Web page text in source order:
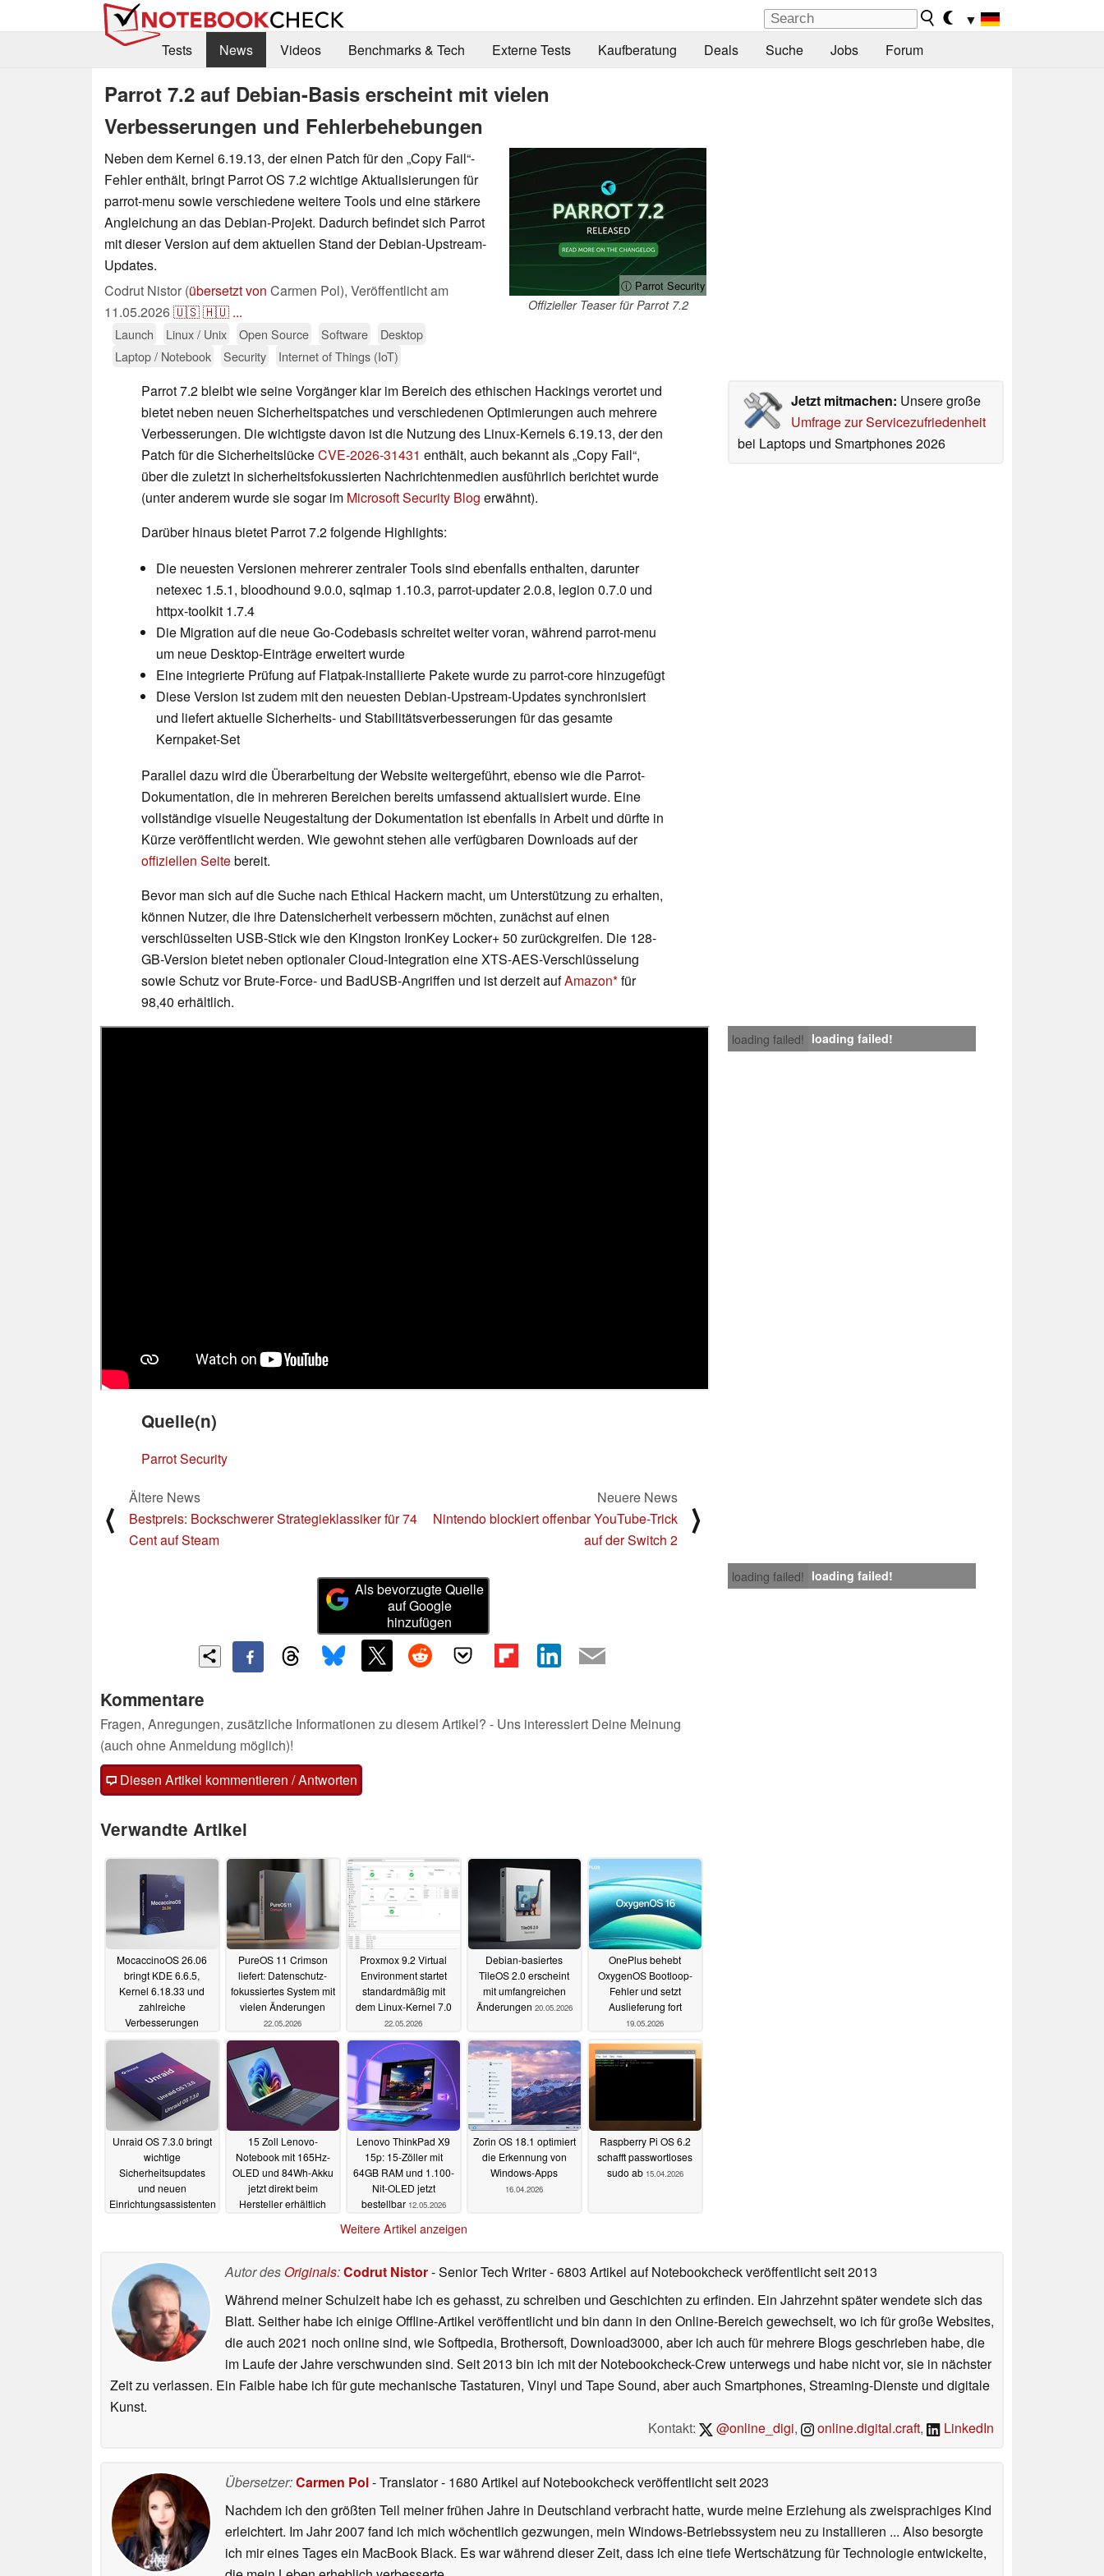
▼
Tests
News Videos Benchmarks & Tech Externe Tests Kaufberatung Deals Suche Jobs Forum
Parrot 7.2 auf Debian-Basis erscheint mit vielen
Verbesserungen und Fehlerbehebungen
ⓘ Parrot Security
Offizieller Teaser für Parrot 7.2
Neben dem Kernel 6.19.13, der einen Patch für den „Copy Fail“-
Fehler enthält, bringt Parrot OS 7.2 wichtige Aktualisierungen für
parrot-menu sowie verschiedene weitere Tools und eine stärkere
Angleichung an das Debian-Projekt. Dadurch befindet sich Parrot
mit dieser Version auf dem aktuellen Stand der Debian-Upstream-
Updates.
Codrut Nistor (übersetzt von Carmen Pol), Veröffentlicht am
11.05.2026🇺🇸🇭🇺 ...
Launch Linux / Unix Open Source Software
Desktop
Laptop / Notebook
Security Internet of Things (IoT)
Jetzt mitmachen: Unsere große
Umfrage zur Servicezufriedenheit
bei Laptops und Smartphones 2026
Parrot 7.2 bleibt wie seine Vorgänger klar im Bereich des ethischen Hackings verortet und
bietet neben neuen Sicherheitspatches und verschiedenen Optimierungen auch mehrere
Verbesserungen. Die wichtigste davon ist die Nutzung des Linux-Kernels 6.19.13, der den
Patch für die SicherheitslückeCVE-2026-31431 enthält, auch bekannt als „Copy Fail“,
über die zuletzt in sicherheitsfokussierten Nachrichtenmedien ausführlich berichtet wurde
(unter anderem wurde sie sogar im Microsoft Security Blog erwähnt).
Darüber hinaus bietet Parrot 7.2 folgende Highlights:
Die neuesten Versionen mehrerer zentraler Tools sind ebenfalls enthalten, darunter
netexec 1.5.1, bloodhound 9.0.0, sqlmap 1.10.3, parrot-updater 2.0.8, legion 0.7.0 und
httpx-toolkit 1.7.4
Die Migration auf die neue Go-Codebasis schreitet weiter voran, während parrot-menu
um neue Desktop-Einträge erweitert wurde
Eine integrierte Prüfung auf Flatpak-installierte Pakete wurde zu parrot-core hinzugefügt
Diese Version ist zudem mit den neuesten Debian-Upstream-Updates synchronisiert
und liefert aktuelle Sicherheits- und Stabilitätsverbesserungen für das gesamte
Kernpaket-Set
Parallel dazu wird die Überarbeitung der Website weitergeführt, ebenso wie die Parrot-
Dokumentation, die in mehreren Bereichen bereits umfassend aktualisiert wurde. Eine
vollständige visuelle Neugestaltung der Dokumentation ist ebenfalls in Arbeit und dürfte in
Kürze veröffentlicht werden. Wie gewohnt stehen alle verfügbaren Downloads auf der
offiziellen Seitebereit.
Bevor man sich auf die Suche nach Ethical Hackern macht, um Unterstützung zu erhalten,
können Nutzer, die ihre Datensicherheit verbessern möchten, zunächst auf einen
verschlüsselten USB-Stick wie den Kingston IronKey Locker+ 50 zurückgreifen. Die 128-
GB-Version bietet neben optionaler Cloud-Integration eine XTS-AES-Verschlüsselung
sowie Schutz vor Brute-Force- und BadUSB-Angriffen und ist derzeit aufAmazon für
98,40 erhältlich.
loading failed! loading failed!
Quelle(n)
Parrot Security
⟨
Ältere News
Bestpreis: Bockschwerer Strategieklassiker für 74
Cent auf Steam
Neuere News
Nintendo blockiert offenbar YouTube-Trick
auf der Switch 2
⟩
loading failed! loading failed!
Als bevorzugte Quelle
auf Google
hinzufügen
Kommentare
Fragen, Anregungen, zusätzliche Informationen zu diesem Artikel? - Uns interessiert Deine Meinung
(auch ohne Anmeldung möglich)!
Diesen Artikel kommentieren / Antworten
Verwandte Artikel
MocaccinoOS 26.06
bringt KDE 6.6.5,
Kernel 6.18.33 und
zahlreiche
Verbesserungen
03.06.2026
PureOS 11 Crimson
liefert: Datenschutz-
fokussiertes System mit
vielen Änderungen
22.05.2026
Proxmox 9.2 Virtual
Environment startet
standardmäßig mit
dem Linux-Kernel 7.0
22.05.2026
Debian-basiertes
TileOS 2.0 erscheint
mit umfangreichen
Änderungen 20.05.2026
OnePlus behebt
OxygenOS Bootloop-
Fehler und setzt
Auslieferung fort
19.05.2026
Unraid OS 7.3.0 bringt
wichtige
Sicherheitsupdates
und neuen
Einrichtungsassistenten
15 Zoll Lenovo-
Notebook mit 165Hz-
OLED und 84Wh-Akku
jetzt direkt beim
Hersteller erhältlich
Lenovo ThinkPad X9
15p: 15-Zöller mit
64GB RAM und 1.100-
Nit-OLED jetzt
bestellbar 12.05.2026
Zorin OS 18.1 optimiert
die Erkennung von
Windows-Apps
16.04.2026
Raspberry Pi OS 6.2
schafft passwortloses
sudo ab 15.04.2026
Weitere Artikel anzeigen
Autor des Originals:Codrut Nistor- Senior Tech Writer- 6803 Artikel auf Notebookcheck veröffentlichtseit 2013
Während meiner Schulzeit habe ich es gehasst, zu schreiben und Geschichten zu erfinden. Ein Jahrzehnt später wendete sich das
Blatt. Seither habe ich einige Offline-Artikel veröffentlicht und bin dann in den Online-Bereich gewechselt, wo ich für große Websites,
die auch 2021 noch online sind, wie Softpedia, Brothersoft, Download3000, aber ich auch für mehrere Blogs geschrieben habe, die
im Laufe der Jahre verschwunden sind. Seit 2013 bin ich mit der Notebookcheck-Crew unterwegs und habe nicht vor, sie in nächster
Zeit zu verlassen. Ein Faible habe ich für gute mechanische Tastaturen, Vinyl und Tape Sound, aber auch Smartphones, Streaming-Dienste und digitale
Kunst.
Kontakt:
@online_digi, online.digital.craft, LinkedIn
Übersetzer:Carmen Pol- Translator- 1680 Artikel auf Notebookcheck veröffentlichtseit 2023
Nachdem ich den größten Teil meiner frühen Jahre in Deutschland verbracht hatte, wurde meine Erziehung als zweisprachiges Kind
erleichtert. Im Jahr 2007 fand ich mich wöchentlich gezwungen, mein Windows-Betriebssystem neu zu installieren ... Also besorgte
ich mir eines Tages ein MacBook Black. Es war während dieser Zeit, dass ich eine tiefe Wertschätzung für Technologie entwickelte,